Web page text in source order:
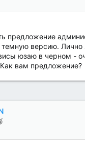
предложение
версию. Лично
юзаю в черном -
вам предложение?